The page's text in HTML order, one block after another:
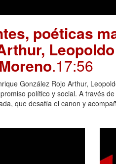
poéticas
.17:56
González Rojo Arthur,
político y social. A través
que desafía el canon y